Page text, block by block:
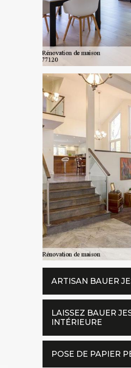
ARTISAN BAUER
LAISSEZ BAUER
INTÉRIEURE
POSE DE PAPIER